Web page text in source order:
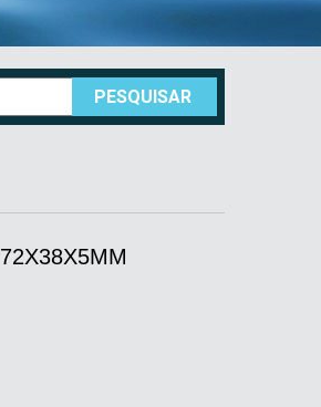
PESQUISAR